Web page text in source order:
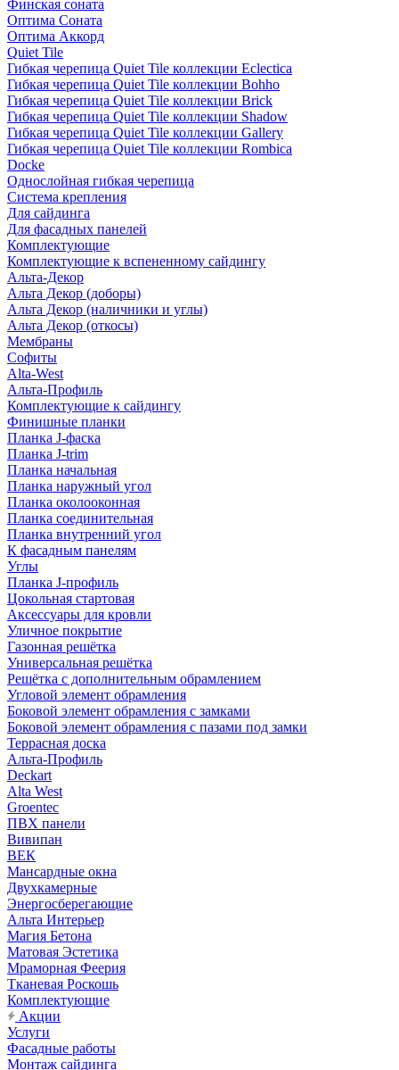
Финская соната
Оптима Соната
Оптима Аккорд
Quiet Tile
Гибкая черепица Quiet Tile коллекции Eclectica
Гибкая черепица Quiet Tile коллекции Bohho
Гибкая черепица Quiet Tile коллекции Brick
Гибкая черепица Quiet Tile коллекции Shadow
Гибкая черепица Quiet Tile коллекции Gallery
Гибкая черепица Quiet Tile коллекции Rombica
Docke
Однослойная гибкая черепица
Система крепления
Для сайдинга
Для фасадных панелей
Комплектующие
Комплектующие к вспененному сайдингу
Альта-Декор
Альта Декор (доборы)
Альта Декор (наличники и углы)
Альта Декор (откосы)
Мембраны
Софиты
Alta-West
Альта-Профиль
Комплектующие к сайдингу
Финишные планки
Планка J-фаска
Планка J-trim
Планка начальная
Планка наружный угол
Планка околооконная
Планка соединительная
Планка внутренний угол
К фасадным панелям
Углы
Планка J-профиль
Цокольная стартовая
Аксессуары для кровли
Уличное покрытие
Газонная решётка
Универсальная решётка
Решётка с дополнительным обрамлением
Угловой элемент обрамления
Боковой элемент обрамления с замками
Боковой элемент обрамления с пазами под замки
Террасная доска
Альта-Профиль
Deckart
Alta West
Groentec
ПВХ панели
Вивипан
ВЕК
Мансардные окна
Двухкамерные
Энергосберегающие
Альта Интерьер
Магия Бетона
Матовая Эстетика
Мраморная Феерия
Тканевая Роскошь
Комплектующие
Акции
Услуги
Фасадные работы
Монтаж сайдинга